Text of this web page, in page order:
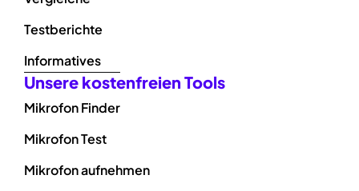
Testberichte
Informatives
Unsere kostenfreien Tools
Mikrofon Finder
Mikrofon Test
Mikrofon aufnehmen